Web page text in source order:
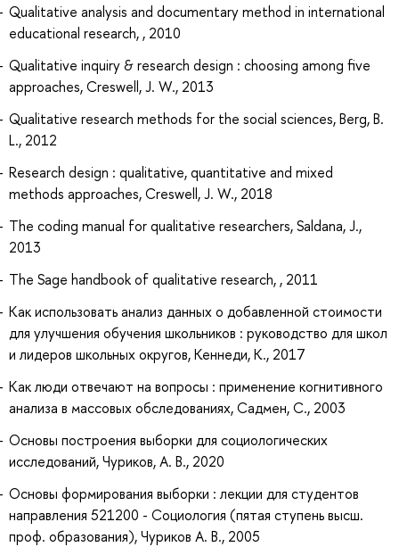
Qualitative analysis and documentary method in international
educational research, , 2010
Qualitative inquiry & research design : choosing among five
approaches, Creswell, J. W., 2013
Qualitative research methods for the social sciences, Berg, B.
L., 2012
Research design : qualitative, quantitative and mixed
methods approaches, Creswell, J. W., 2018
The coding manual for qualitative researchers, Saldana, J.,
2013
The Sage handbook of qualitative research, , 2011
Как использовать анализ данных о добавленной стоимости
для улучшения обучения школьников : руководство для школ
и лидеров школьных округов, Кеннеди, К., 2017
Как люди отвечают на вопросы : применение когнитивного
анализа в массовых обследованиях, Садмен, С., 2003
Основы построения выборки для социологических
исследований, Чуриков, А. В., 2020
Основы формирования выборки : лекции для студентов
направления 521200 - Социология (пятая ступень высш.
проф. образования), Чуриков А. В., 2005